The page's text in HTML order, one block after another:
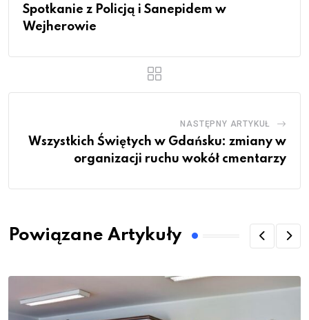
Spotkanie z Policją i Sanepidem w
Wejherowie
NASTĘPNY ARTYKUŁ
Wszystkich Świętych w Gdańsku: zmiany w
organizacji ruchu wokół cmentarzy
Powiązane Artykuły